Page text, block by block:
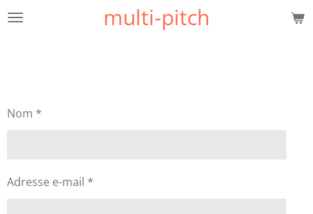
Passer
multi-pitch
Nom *
Adresse e-mail *